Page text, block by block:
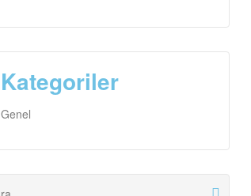
Kategoriler
Genel